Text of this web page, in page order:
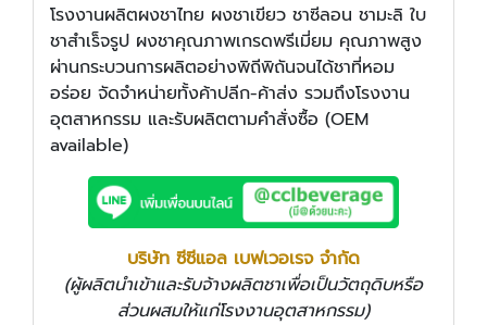
โรงงานผลิตผงชาไทย ผงชาเขียว ชาซีลอน ชามะลิ ใบ
ชาสำเร็จรูป ผงชาคุณภาพเกรดพรีเมี่ยม คุณภาพสูง
ผ่านกระบวนการผลิตอย่างพิถีพิถันจนได้ชาที่หอม
อร่อย จัดจำหน่ายทั้งค้าปลีก-ค้าส่ง รวมถึงโรงงาน
อุตสาหกรรม และรับผลิตตามคำสั่งซื้อ (OEM
available)
บริษัท ซีซีแอล เบฟเวอเรจ จำกัด
(ผู้ผลิตนำเข้าและรับจ้างผลิตชาเพื่อเป็นวัตถุดิบหรือ
ส่วนผสมให้แก่โรงงานอุตสาหกรรม)